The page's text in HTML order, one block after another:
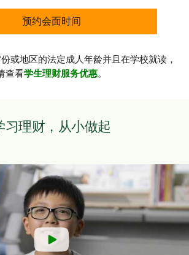
预约会面时间
或地区的法定成人年龄并且在学校就读，
查看学生理财服务优惠。
习理财，从小做起